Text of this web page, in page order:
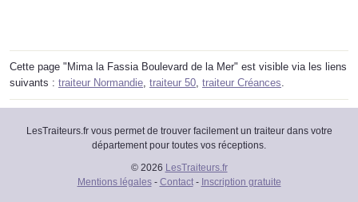
Cette page "Mima la Fassia Boulevard de la Mer" est visible via les liens
suivants : traiteur Normandie traiteur 50 traiteur Créances
LesTraiteurs.fr vous permet de trouver facilement un traiteur dans votre
département pour toutes vos réceptions.
© 2026 LesTraiteurs.fr
Mentions légales- Contact- Inscription gratuite